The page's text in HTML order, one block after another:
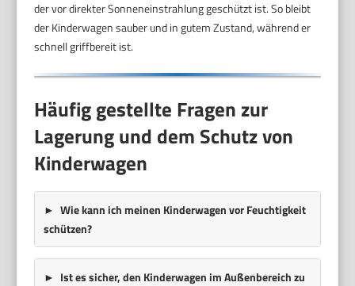
der vor direkter Sonneneinstrahlung geschützt ist. So bleibt
der Kinderwagen sauber und in gutem Zustand, während er
schnell griffbereit ist.
Häufig gestellte Fragen zur
Lagerung und dem Schutz von
Kinderwagen
Wie kann ich meinen Kinderwagen vor Feuchtigkeit
schützen?
Ist es sicher, den Kinderwagen im Außenbereich zu